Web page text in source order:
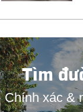
Tìm
Chính xác &